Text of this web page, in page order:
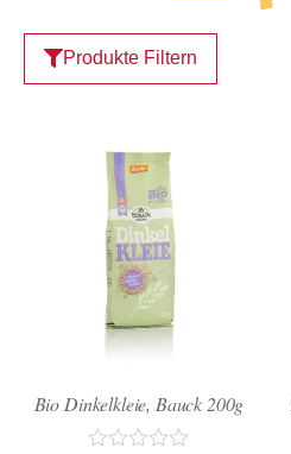
Produkte Filtern
Bio Dinkelkleie, Bauck 200g